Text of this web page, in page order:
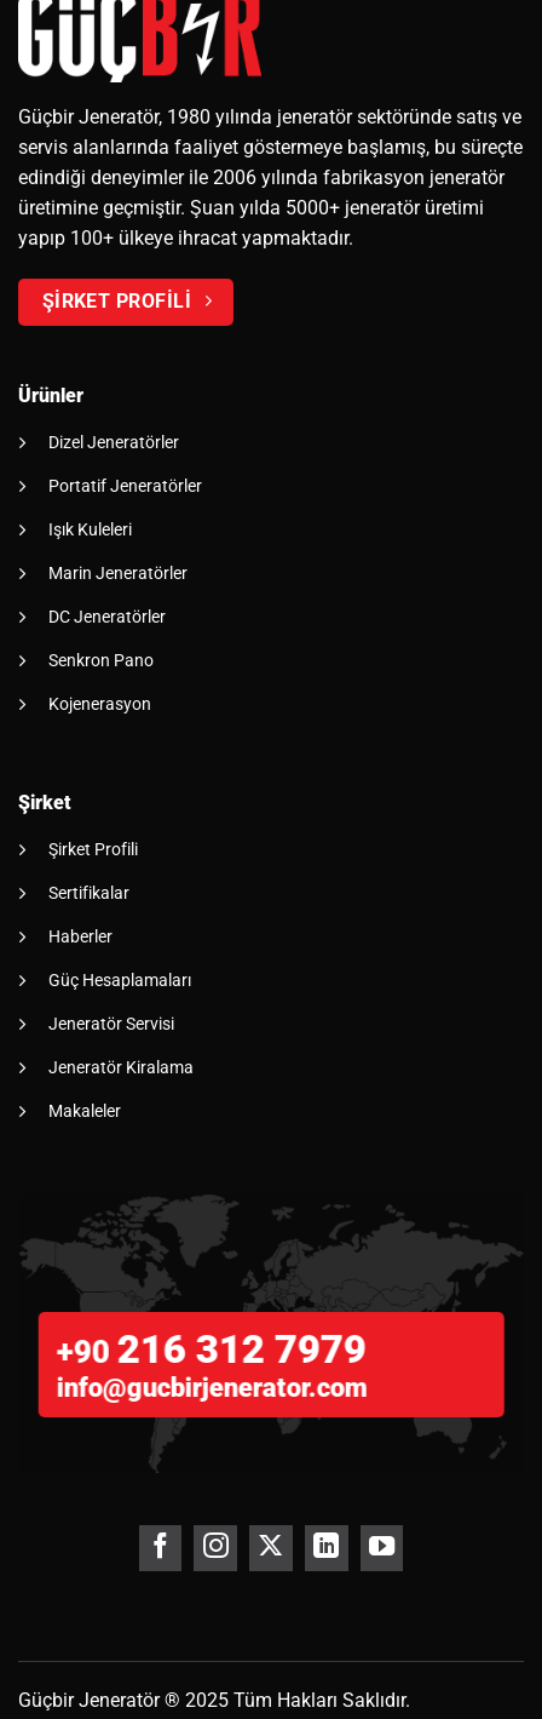
Güçbir Jeneratör, 1980 yılında jeneratör sektöründe satış ve
servis alanlarında faaliyet göstermeye başlamış, bu süreçte
edindiği deneyimler ile 2006 yılında fabrikasyon jeneratör
üretimine geçmiştir. Şuan yılda 5000+ jeneratör üretimi
yapıp 100+ ülkeye ihracat yapmaktadır.
ŞİRKET PROFİLİ
Ürünler
Dizel Jeneratörler
Portatif Jeneratörler
Işık Kuleleri
Marin Jeneratörler
DC Jeneratörler
Senkron Pano
Kojenerasyon
Şirket
Şirket Profili
Sertifikalar
Haberler
Güç Hesaplamaları
Jeneratör Servisi
Jeneratör Kiralama
Makaleler
+90 216 312 7979
info@gucbirjenerator.com
GüçbirJeneratör® 2025 Tüm Hakları Saklıdır.